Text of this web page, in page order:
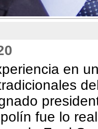
en
fue lo